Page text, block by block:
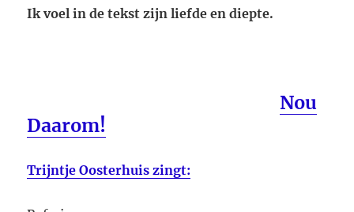
Ik voel in de tekst zijn liefde en diepte.
Nou
Daarom!
Trijntje Oosterhuis zingt: